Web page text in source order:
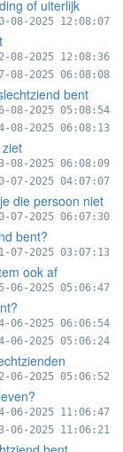
of uiterlijk
08-2025 12:08:07
08-2025 12:08:36
08-2025 06:08:08
bent
08-2025 05:08:54
08-2025 06:08:13
08-2025 06:08:09
07-2025 04:07:07
die persoon niet
07-2025 06:07:30
bent?
07-2025 03:07:13
ook af
06-2025 05:06:47
06-2025 06:06:54
06-2025 05:06:24
06-2025 05:06:52
06-2025 11:06:47
06-2025 11:06:21